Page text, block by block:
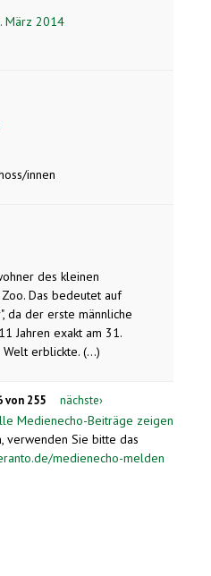
März 2014
innen
des kleinen
Das bedeutet auf
da der erste männliche
Jahren exakt am 31.
erblickte. (...)
von 255 nächste›
Medienecho-Beiträge zeigen
verwenden Sie bitte das
medienecho-melden